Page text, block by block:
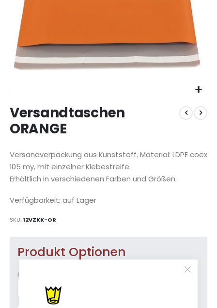
Anfang
der
Bildgalerie
Versandtaschen
ORANGE
Versandverpackung aus Kunststoff. Material: LDPE coex
105 my, mit einzelner Klebestreife.
Erhältlich in verschiedenen Farben und Größen.
Verfügbarkeit: auf Lager
SKU 12VZKK-OR
Produkt Optionen
Formaat (b x h)